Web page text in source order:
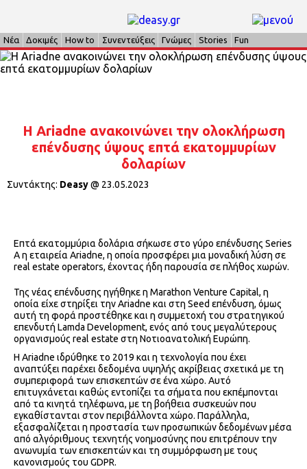
Νέα Δοκιμές How to Συνεντεύξεις Γνώμες Stories Fun
Η Ariadne ανακοινώνει την ολοκλήρωση
επένδυσης ύψους επτά εκατομμυρίων
δολαρίων
Συντάκτης: Deasy@ 23.05.2023
Επτά εκατομμύρια δολάρια σήκωσε στο γύρο επένδυσης Series
A η εταιρεία Ariadne, η οποία προσφέρει μια μοναδική λύση σε
real estate operators, έχοντας ήδη παρουσία σε πλήθος χωρών.
Της νέας επένδυσης ηγήθηκε η Marathon Venture Capital, η
οποία είχε στηρίξει την Ariadne και στη Seed επένδυση, όμως
αυτή τη φορά προστέθηκε και η συμμετοχή του στρατηγικού
επενδυτή Lamda Development, ενός από τους μεγαλύτερους
οργανισμούς real estate στη Νοτιοανατολική Ευρώπη.
Η Ariadne ιδρύθηκε το 2019 και η τεχνολογία που έχει
αναπτύξει παρέχει δεδομένα υψηλής ακρίβειας σχετικά με τη
συμπεριφορά των επισκεπτών σε ένα χώρο. Αυτό
επιτυγχάνεται καθώς εντοπίζει τα σήματα που εκπέμπονται
από τα κινητά τηλέφωνα, με τη βοήθεια συσκευών που
εγκαθίστανται στον περιβάλλοντα χώρο. Παράλληλα,
εξασφαλίζεται η προστασία των προσωπικών δεδομένων μέσα
από αλγόριθμους τεχνητής νοημοσύνης που επιτρέπουν την
ανωνυμία των επισκεπτών και τη συμμόρφωση με τους
κανονισμούς του GDPR.